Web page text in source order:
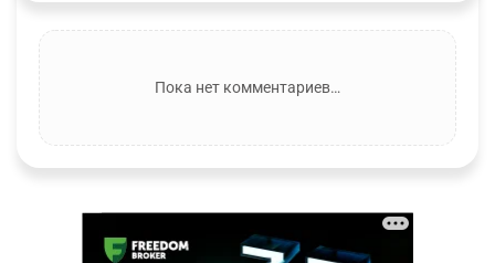
Пока нет комментариев…